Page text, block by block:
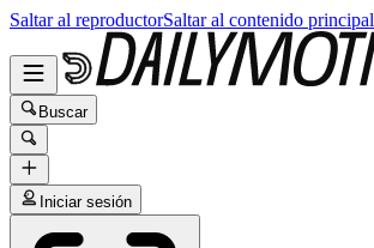
Saltar al reproductorSaltar al contenido principal
Buscar
Iniciar sesión